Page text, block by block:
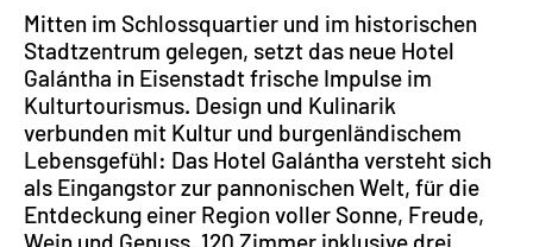
Mitten im Schlossquartier und im historischen
Stadtzentrum gelegen, setzt das neue Hotel
Galántha in Eisenstadt frische Impulse im
Kulturtourismus. Design und Kulinarik
verbunden mit Kultur und burgenländischem
Lebensgefühl: Das Hotel Galántha versteht sich
als Eingangstor zur pannonischen Welt, für die
Entdeckung einer Region voller Sonne, Freude,